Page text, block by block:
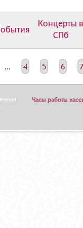
Концерты в
СПб
… 4 5 6 7
Часы работы